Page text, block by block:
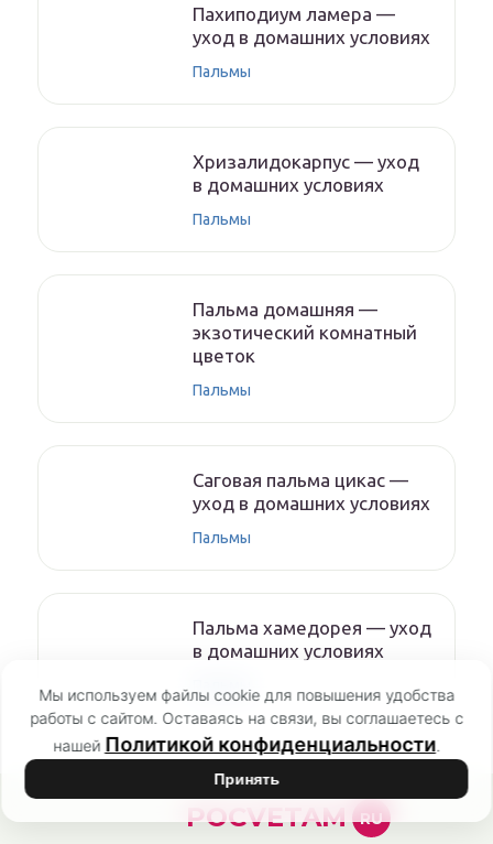
Пахиподиум ламера —
уход в домашних условиях
Пальмы
Хризалидокарпус — уход
в домашних условиях
Пальмы
Пальма домашняя —
экзотический комнатный
цветок
Пальмы
Саговая пальма цикас —
уход в домашних условиях
Пальмы
Пальма хамедорея — уход
в домашних условиях
Мы используем файлы cookie для повышения удобства
работы с сайтом. Оставаясь на связи, вы соглашаетесь с
нашей Политикой конфиденциальности.
Принять
POCVETAM RU